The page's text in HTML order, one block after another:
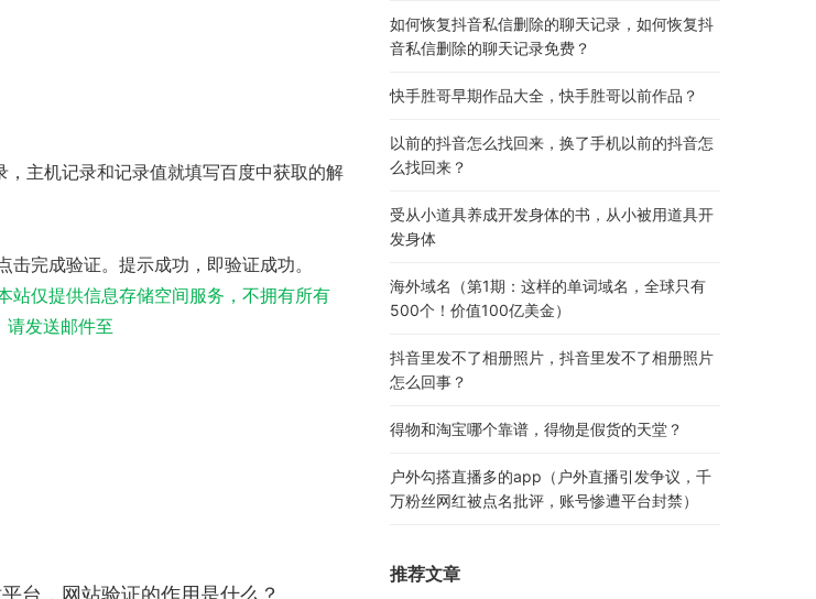
主机记录和记录值就填写百度中获取的解
完成验证。提示成功，即验证成功。
站仅提供信息存储空间服务，不拥有所有
请发送邮件至
台，网站验证的作用是什么？
如何恢复抖音私信删除的聊天记录，如何恢复抖
音私信删除的聊天记录免费？
快手胜哥早期作品大全，快手胜哥以前作品？
以前的抖音怎么找回来，换了手机以前的抖音怎
么找回来？
受从小道具养成开发身体的书，从小被用道具开
发身体
海外域名（第1期：这样的单词域名，全球只有
500个！价值100亿美金）
抖音里发不了相册照片，抖音里发不了相册照片
怎么回事？
得物和淘宝哪个靠谱，得物是假货的天堂？
户外勾搭直播多的app（户外直播引发争议，千
万粉丝网红被点名批评，账号惨遭平台封禁）
推荐文章